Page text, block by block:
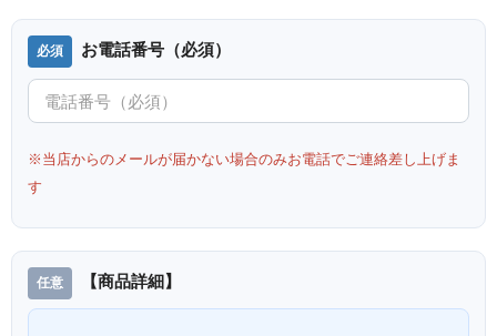
お電話番号（必須）
※当店からのメールが届かない場合のみお電話でご連絡差し上げま
す
【商品詳細】